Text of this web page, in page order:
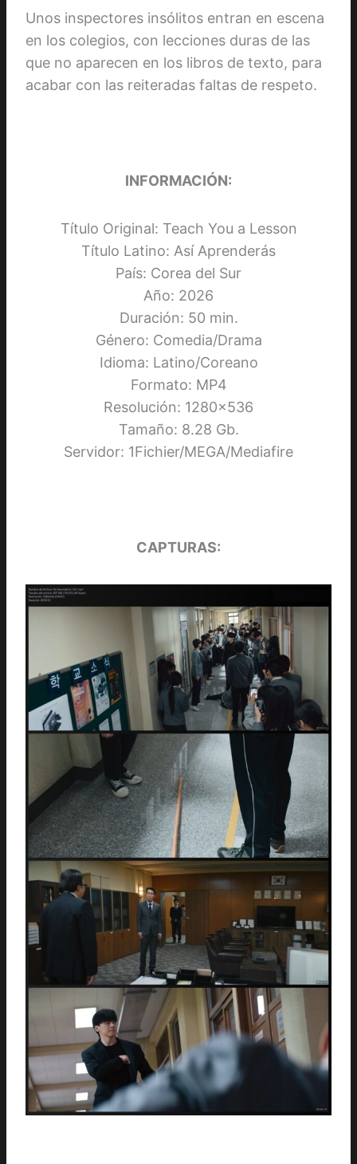
Unos inspectores insólitos entran en escena
en los colegios, con lecciones duras de las
que no aparecen en los libros de texto, para
acabar con las reiteradas faltas de respeto.
INFORMACIÓN:
Título Original: Teach You a Lesson
Título Latino: Así Aprenderás
País: Corea del Sur
Año: 2026
Duración: 50 min.
Género: Comedia/Drama
Idioma: Latino/Coreano
Formato: MP4
Resolución: 1280×536
Tamaño: 8.28 Gb.
Servidor: 1Fichier/MEGA/Mediafire
CAPTURAS: